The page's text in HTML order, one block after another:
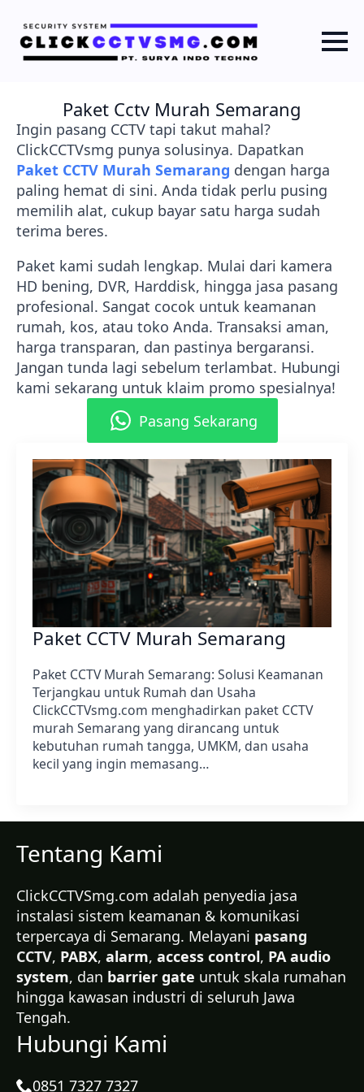
Paket Cctv Murah Semarang
Ingin pasang CCTV tapi takut mahal?
ClickCCTVsmg punya solusinya. Dapatkan
Paket CCTV Murah Semarang dengan harga
paling hemat di sini. Anda tidak perlu pusing
memilih alat, cukup bayar satu harga sudah
terima beres.
Paket kami sudah lengkap. Mulai dari kamera
HD bening, DVR, Harddisk, hingga jasa pasang
profesional. Sangat cocok untuk keamanan
rumah, kos, atau toko Anda. Transaksi aman,
harga transparan, dan pastinya bergaransi.
Jangan tunda lagi sebelum terlambat. Hubungi
kami sekarang untuk klaim promo spesialnya!
Pasang Sekarang
Paket CCTV Murah Semarang
Paket CCTV Murah Semarang: Solusi Keamanan
Terjangkau untuk Rumah dan Usaha
ClickCCTVsmg.com menghadirkan paket CCTV
murah Semarang yang dirancang untuk
kebutuhan rumah tangga, UMKM, dan usaha
kecil yang ingin memasang…
Tentang Kami
ClickCCTVSmg.com adalah penyedia jasa
instalasi sistem keamanan & komunikasi
terpercaya di Semarang. Melayani pasang
CCTV, PABX, alarm, access control, PA audio
system, dan barrier gate untuk skala rumahan
hingga kawasan industri di seluruh Jawa
Tengah.
Hubungi Kami
0851 7327 7327